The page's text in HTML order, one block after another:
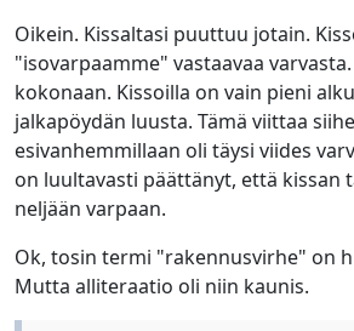
Oikein. Kissaltasi puuttuu jotain.
"isovarpaamme" vastaavaa
kokonaan. Kissoilla on vain pieni
jalkapöydän luusta. Tämä viittaa
esivanhemmillaan oli täysi viides
on luultavasti päättänyt, että kissan
neljään varpaan.
Ok, tosin termi "rakennusvirhe" on
Mutta alliteraatio oli niin kaunis.